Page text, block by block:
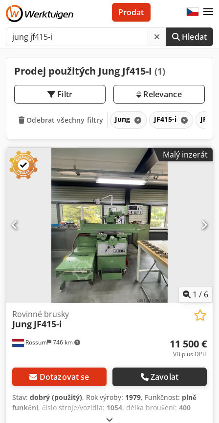
Hledat
Prodat
Prodej použitých Jung Jf415-I (1)
Filtr Relevance
Odebrat všechny filtry Jung JF415-i JF
Malý inzerát
1 / 6
Rossum 746 km
Rovinné brusky
Jung JF415-i
11 500 €
VB plus DPH
Dotazovat se Zavolat
Stav: dobrý (použitý), Rok výroby: 1979, Funkčnost: plně
funkční, číslo stroje/vozidla: 1054, délka broušení: 400
150 mm, Délka stolu: 400 mm Šířka